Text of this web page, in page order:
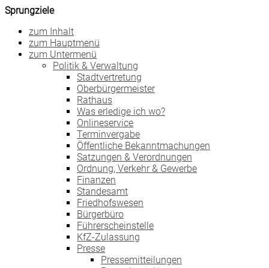
Sprungziele
zum Inhalt
zum Hauptmenü
zum Untermenü
Politik & Verwaltung
Stadtvertretung
Oberbürgermeister
Rathaus
Was erledige ich wo?
Onlineservice
Terminvergabe
Öffentliche Bekanntmachungen
Satzungen & Verordnungen
Ordnung, Verkehr & Gewerbe
Finanzen
Standesamt
Friedhofswesen
Bürgerbüro
Führerscheinstelle
KfZ-Zulassung
Presse
Pressemitteilungen